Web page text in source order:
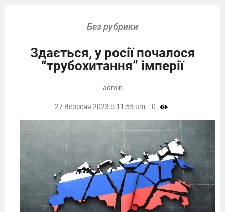
Без рубрики
Здається, у росії почалося
“трубохитання” імперії
admin
27 Вересня 2023 о 11:55 am, 0